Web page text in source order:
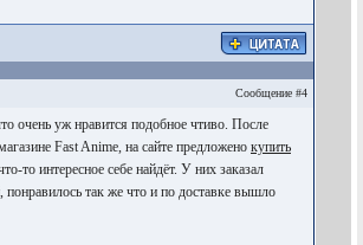
Сообщение #4
очень уж нравится подобное чтиво. После
Fast Anime, на сайте предложено купить
то интересное себе найдёт. У них заказал
понравилось так же что и по доставке вышло